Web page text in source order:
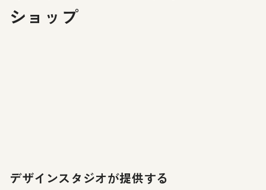
ショップ
デザインスタジオが提供する